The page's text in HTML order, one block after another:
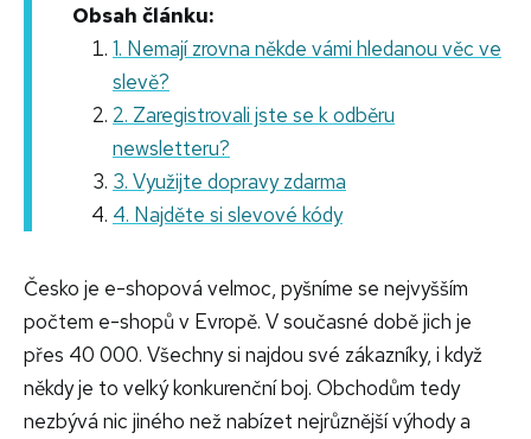
Obsah článku:
1. Nemají zrovna někde vámi hledanou věc ve
slevě?
2. Zaregistrovali jste se k odběru
newsletteru?
3. Využijte dopravy zdarma
4. Najděte si slevové kódy
Česko je e-shopová velmoc, pyšníme se nejvyšším
počtem e-shopů v Evropě. V současné době jich je
přes 40 000. Všechny si najdou své zákazníky, i když
někdy je to velký konkurenční boj. Obchodům tedy
nezbývá nic jiného než nabízet nejrůznější výhody a